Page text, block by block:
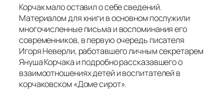
Корчак мало оставил о себе сведений.
Материалом для книги в основном послужили
многочисленные письма и воспоминания его
современников, в первую очередь писателя
Игоря Неверли, работавшего личным секретарем
Януша Корчака и подробно рассказавшего о
взаимоотношениях детей и воспитателей в
корчаковском «Доме сирот».